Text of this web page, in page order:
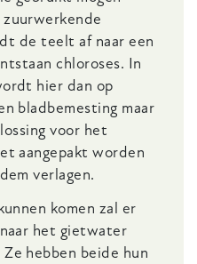
de teelt af naar een
chloroses. In
hier dan op
bladbemesting maar
voor het
aangepakt worden
verlagen.
komen zal er
het gietwater
hebben beide hun